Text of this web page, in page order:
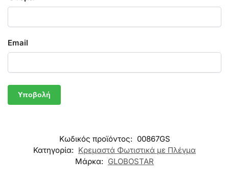
Email
Κωδικός προϊόντος: 00867GS
Κατηγορία: Κρεμαστά Φωτιστικά με Πλέγμα
Μάρκα: GLOBOSTAR